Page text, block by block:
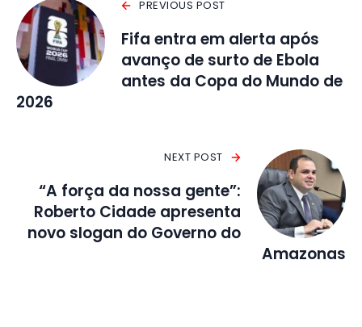
PREVIOUS POST
Fifa entra em alerta após
avanço de surto de Ebola
antes da Copa do Mundo de
2026
NEXT POST
“A força da nossa gente”:
Roberto Cidade apresenta
novo slogan do Governo do
Amazonas